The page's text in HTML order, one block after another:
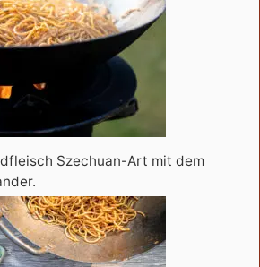
Szechuan-Art mit dem